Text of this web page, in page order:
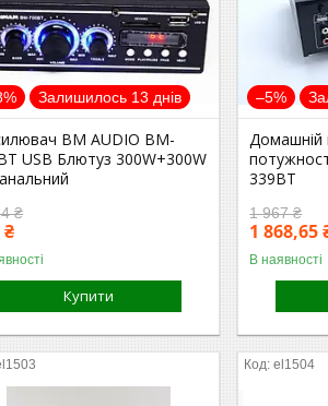
Залишилось 13 днів
BM AUDIO BM-
USB Блютуз 300W+300W
₴
₴
Купити
–5%
Домашній
339BT
1 967 ₴
1 868,65
В наявності
el1504